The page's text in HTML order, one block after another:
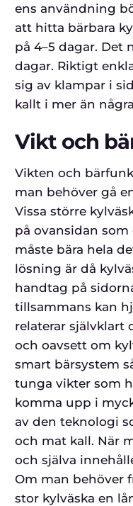
ens användning
att hitta bärbara
på 4–5 dagar. Det
dagar. Riktigt
sig av klampar i
kallt i mer än
Vikt och
Vikten och
man behöver gå
Vissa större
på ovansidan
måste bära hela
lösning är då
handtag på
tillsammans kan
relaterar självklart
och oavsett om
smart bärsystem
tunga vikter som
komma upp i
av den teknologi
och mat kall. När
och själva
Om man behöver
stor kylväska en